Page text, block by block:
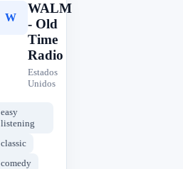
W
WALM
- Old
Time
Radio
Estados
Unidos
easy
listening
classic
comedy